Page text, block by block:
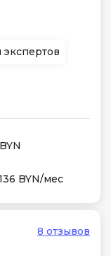
экспертов
BYN/мес
8 отзывов